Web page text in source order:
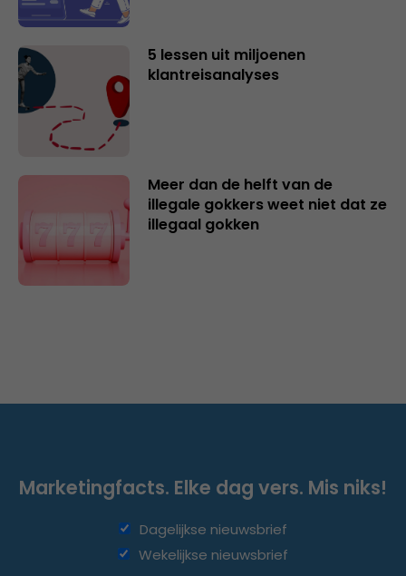
5 lessen uit miljoenen
klantreisanalyses
Meer dan de helft van de
illegale gokkers weet niet dat ze
illegaal gokken
Marketingfacts. Elke dag vers. Mis niks!
Dagelijkse nieuwsbrief
Wekelijkse nieuwsbrief